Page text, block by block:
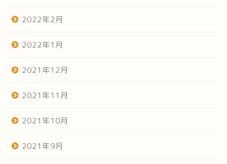
2022年2月
2022年1月
2021年12月
2021年11月
2021年10月
2021年9月